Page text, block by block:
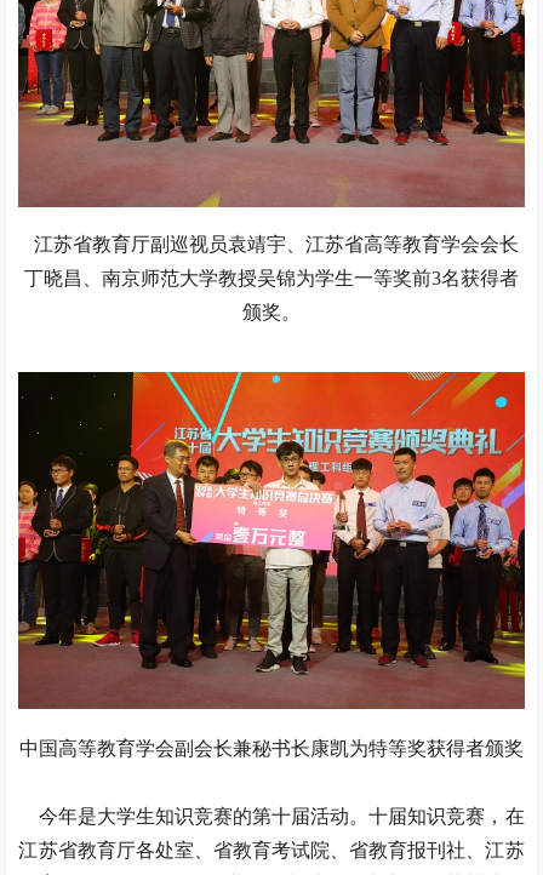
江苏省教育厅副巡视员袁靖宇、江苏省高等教育学会会长
丁晓昌、南京师范大学教授吴锦为学生一等奖前3名获得者
颁奖。
中国高等教育学会副会长兼秘书长康凯为特等奖获得者颁奖
今年是大学生知识竞赛的第十届活动。十届知识竞赛，在
江苏省教育厅各处室、省教育考试院、省教育报刊社、江苏